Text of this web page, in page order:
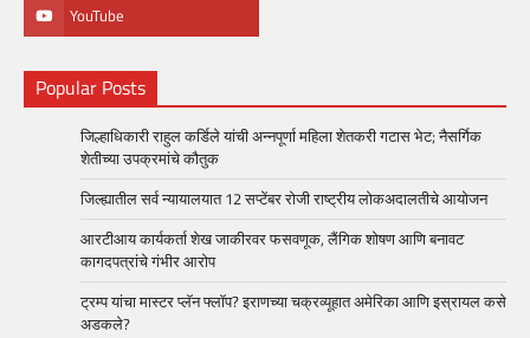
YouTube
Popular Posts
जिल्हाधिकारी राहुल कर्डिले यांची अन्नपूर्णा महिला शेतकरी गटास भेट; नैसर्गिक
शेतीच्या उपक्रमांचे कौतुक
जिल्ह्यातील सर्व न्यायालयात 12 सप्टेंबर रोजी राष्ट्रीय लोकअदालतीचे आयोजन
आरटीआय कार्यकर्ता शेख जाकीरवर फसवणूक, लैंगिक शोषण आणि बनावट
कागदपत्रांचे गंभीर आरोप
ट्रम्प यांचा मास्टर प्लॅन फ्लॉप? इराणच्या चक्रव्यूहात अमेरिका आणि इस्रायल कसे
अडकले?